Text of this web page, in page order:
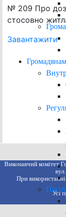
Громадянам
№ 209 Про
стосовно
Завантажити
Виконавчий комітет
При
Усі